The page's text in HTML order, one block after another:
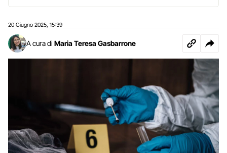
20 Giugno 2025 15:39
A cura di Maria Teresa Gasbarrone